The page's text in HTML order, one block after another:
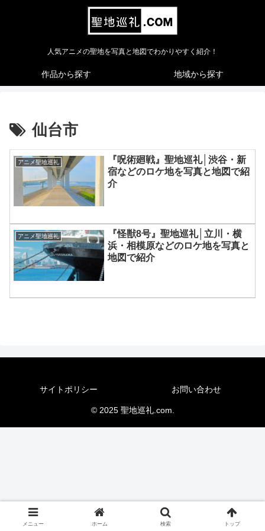
人気アニメの聖地を写真と地図でわかりやすく紹介！
作品から探す 地域から探す
仙台市
アニメ聖地巡礼
『呪術廻戦』聖地巡礼│渋谷・新
宿などのロケ地を写真と地図で紹
介
アニメ聖地巡礼
『怪獣8号』聖地巡礼│立川・横
浜・相模原などのロケ地を写真と
地図で紹介
サイトポリシー お問い合わせ
© 2025 聖地巡礼.com.
メニュー ホーム 検索 トップ